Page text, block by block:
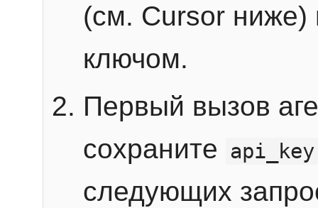
(см. Cursor ниже)
ключом.
Первый вызов
сохраните
api_key
следующих